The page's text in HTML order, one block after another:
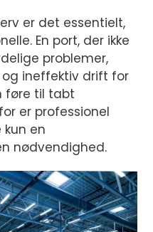
er det essentielt,
En port, der ikke
problemer,
ineffektiv drift for
føre til tabt
er professionel
kun en
nødvendighed.